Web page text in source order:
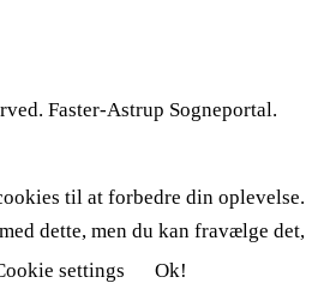
Faster-Astrup Sogneportal.
til at forbedre din oplevelse.
dette, men du kan fravælge det,
settings Ok!